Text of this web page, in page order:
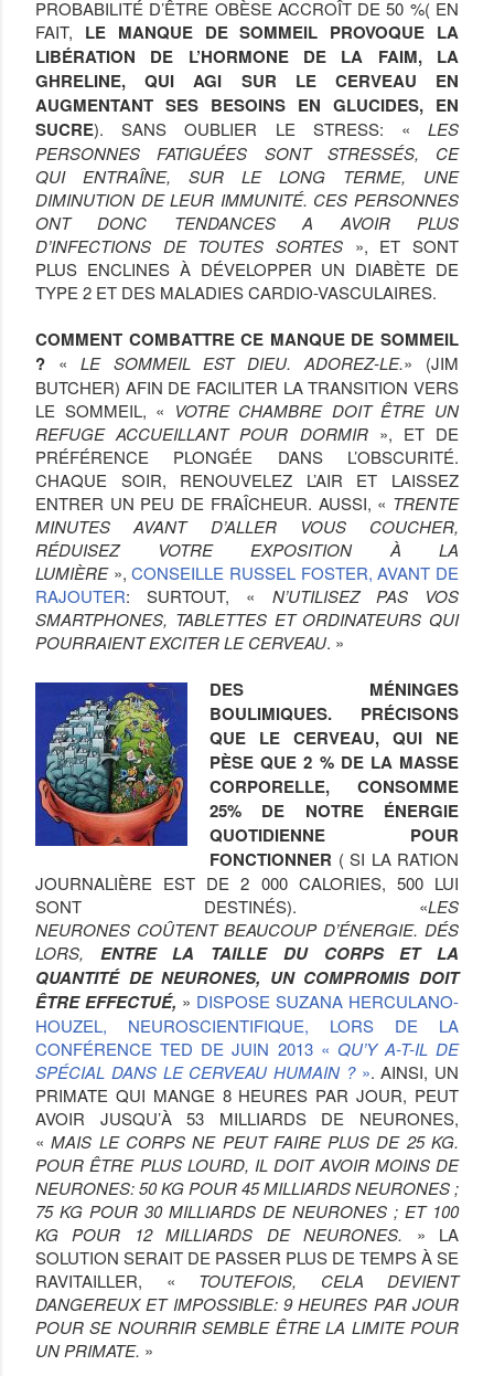
PROBABILITÉ D’ÊTRE OBÈSE ACCROÎT DE 50 %( EN
FAIT, LE MANQUE DE SOMMEIL PROVOQUE LA
LIBÉRATION DE L’HORMONE DE LA FAIM, LA
GHRELINE, QUI AGI SUR LE CERVEAU EN
AUGMENTANT SES BESOINS EN GLUCIDES, EN
SUCRE). SANS OUBLIER LE STRESS: « LES
PERSONNES FATIGUÉES SONT STRESSÉS, CE
QUI ENTRAÎNE, SUR LE LONG TERME, UNE
DIMINUTION DE LEUR IMMUNITÉ. CES PERSONNES
ONT DONC TENDANCES A AVOIR PLUS
D’INFECTIONS DE TOUTES SORTES », ET SONT
PLUS ENCLINES À DÉVELOPPER UN DIABÈTE DE
TYPE 2 ET DES MALADIES CARDIO-VASCULAIRES.
COMMENT COMBATTRE CE MANQUE DE SOMMEIL
? « LE SOMMEIL EST DIEU. ADOREZ-LE.» (JIM
BUTCHER) AFIN DE FACILITER LA TRANSITION VERS
LE SOMMEIL, « VOTRE CHAMBRE DOIT ÊTRE UN
REFUGE ACCUEILLANT POUR DORMIR», ET DE
PRÉFÉRENCE PLONGÉE DANS L’OBSCURITÉ.
CHAQUE SOIR, RENOUVELEZ L’AIR ET LAISSEZ
ENTRER UN PEU DE FRAÎCHEUR. AUSSI, « TRENTE
MINUTES AVANT D’ALLER VOUS COUCHER,
RÉDUISEZ VOTRE EXPOSITION À LA
LUMIÈRE»,CONSEILLE RUSSEL FOSTER, AVANT DE
RAJOUTER: SURTOUT, « N’UTILISEZ PAS VOS
SMARTPHONES, TABLETTES ET ORDINATEURS QUI
POURRAIENT EXCITER LE CERVEAU. »
DES MÉNINGES
BOULIMIQUES. PRÉCISONS
QUE LE CERVEAU, QUI NE
PÈSE QUE 2 % DE LA MASSE
CORPORELLE, CONSOMME
25% DE NOTRE ÉNERGIE
QUOTIDIENNE POUR
FONCTIONNER ( SI LA RATION
JOURNALIÈRE EST DE 2 000 CALORIES, 500 LUI
SONT DESTINÉS). «LES
NEURONES COÛTENT BEAUCOUP D’ÉNERGIE. DÉS
LORS, ENTRE LA TAILLE DU CORPS ET LA
QUANTITÉ DE NEURONES, UN COMPROMIS DOIT
ÊTRE EFFECTUÉ, » DISPOSE SUZANA HERCULANO-
HOUZEL, NEUROSCIENTIFIQUE, LORS DE LA
CONFÉRENCE TED DE JUIN 2013 « QU’Y A-T-IL DE
SPÉCIAL DANS LE CERVEAU HUMAIN ?». AINSI, UN
PRIMATE QUI MANGE 8 HEURES PAR JOUR, PEUT
AVOIR JUSQU’À 53 MILLIARDS DE NEURONES,
«MAIS LE CORPS NE PEUT FAIRE PLUS DE 25 KG.
POUR ÊTRE PLUS LOURD, IL DOIT AVOIR MOINS DE
NEURONES: 50 KG POUR 45 MILLIARDS NEURONES ;
75 KG POUR 30 MILLIARDS DE NEURONES ; ET 100
KG POUR 12 MILLIARDS DE NEURONES. » LA
SOLUTION SERAIT DE PASSER PLUS DE TEMPS À SE
RAVITAILLER, « TOUTEFOIS, CELA DEVIENT
DANGEREUX ET IMPOSSIBLE: 9 HEURES PAR JOUR
POUR SE NOURRIR SEMBLE ÊTRE LA LIMITE POUR
UN PRIMATE. »